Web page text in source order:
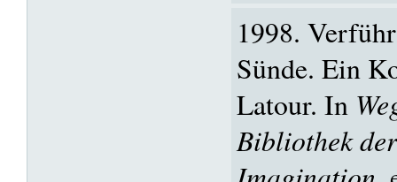
1998.
Sünde. Ein
Latour. In
Bibliothek